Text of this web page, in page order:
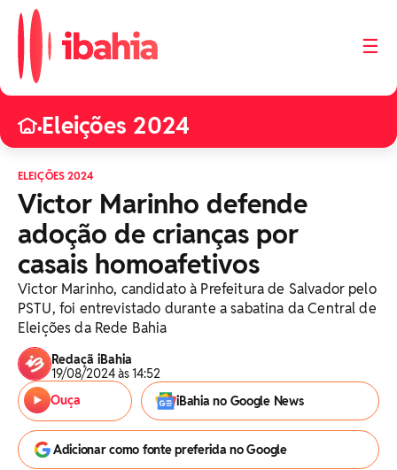
☰
•Eleições 2024
ELEIÇÕES 2024
Victor Marinho defende
adoção de crianças por
casais homoafetivos
Victor Marinho, candidato à Prefeitura de Salvador pelo
PSTU, foi entrevistado durante a sabatina da Central de
Eleições da Rede Bahia
Redaçã iBahia
19/08/2024 às 14:52
Ouça
iBahia no Google News
Adicionar como fonte preferida no Google